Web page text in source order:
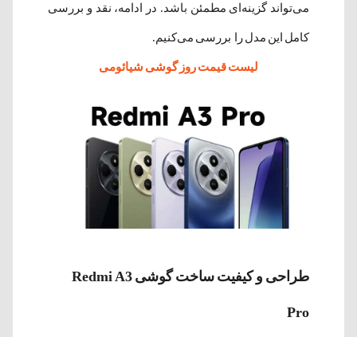
می‌تواند گزینه‌ای مطمئن باشد. در ادامه، نقد و بررسی
کامل این مدل را بررسی می‌کنیم.
لیست قیمت روز گوشی شیائومی
طراحی و کیفیت ساخت گوشی Redmi A3
Pro